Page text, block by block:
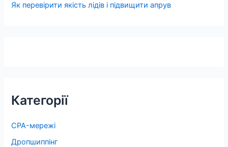
Як перевірити якість лідів і підвищити апрув
Категорії
CPA-мережі
Дропшиппінг